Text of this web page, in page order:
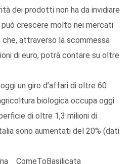
dei prodotti non ha da invidiare
può crescere molto nei mercati
che, attraverso la scommessa
di euro, potrà contare su oltre
un giro d’affari di oltre 60
biologica occupa oggi
di oltre 1,3 milioni di
sono aumentati del 20% (dati
ComeToBasilicata